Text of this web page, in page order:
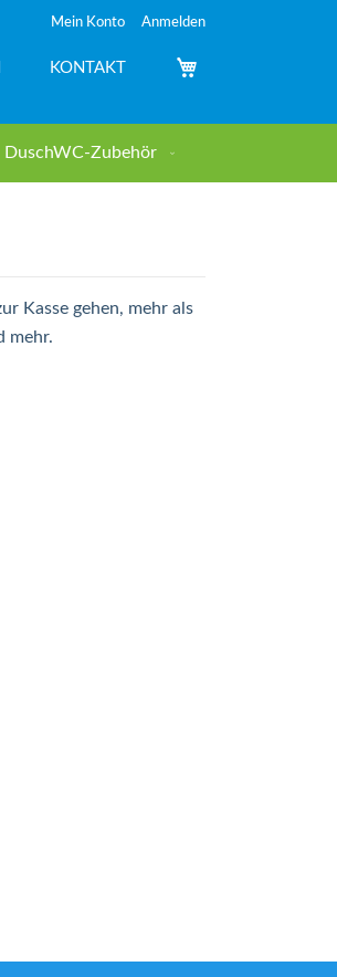
Mein Konto Anmelden
KONTAKT
DuschWC-Zubehör
Kasse gehen, mehr als
mehr.